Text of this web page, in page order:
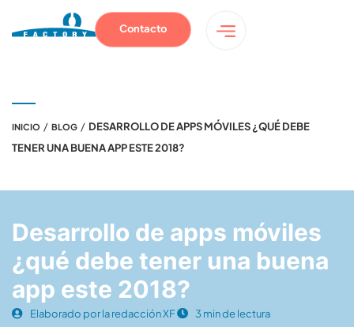
Contacto
INICIO / BLOG / DESARROLLO DE APPS MÓVILES ¿QUÉ DEBE
TENER UNA BUENA APP ESTE 2018?
Desarrollo de apps móviles
¿qué debe tener una buena
app este 2018?
Elaborado por la redacción XF 3 min de lectura